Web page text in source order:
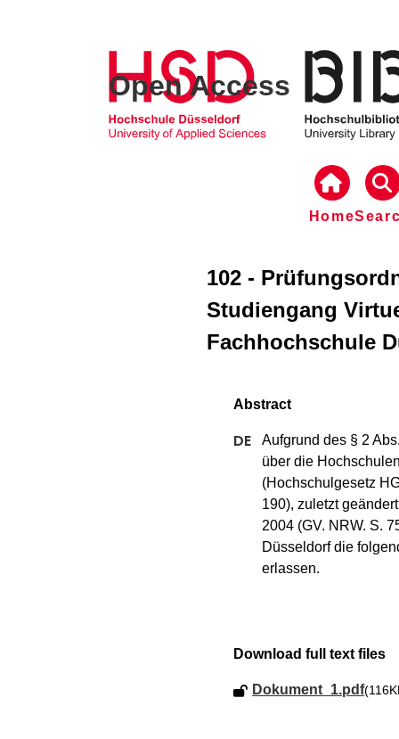
Open Access
Home
102 -
Studiengang
Fachhochschule
Aufgrund des § 2
über die
(Hochschulgesetz
190), zuletzt
2004 (GV. NRW. S.
Düsseldorf die
erlassen.
Download full text files
Dokument_1.pdf